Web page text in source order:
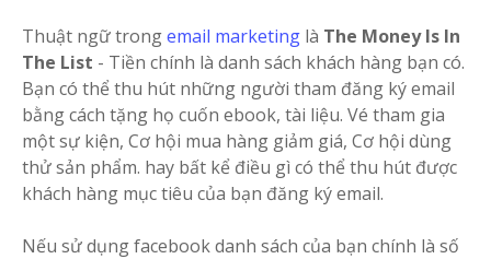
Thuật ngữ trongemail marketing là The Money Is In
The List - Tiền chính là danh sách khách hàng bạn có.
Bạn có thể thu hút những người tham đăng ký email
bằng cách tặng họ cuốn ebook, tài liệu. Vé tham gia
một sự kiện, Cơ hội mua hàng giảm giá, Cơ hội dùng
thử sản phẩm. hay bất kể điều gì có thể thu hút được
khách hàng mục tiêu của bạn đăng ký email.
Nếu sử dụng facebook danh sách của bạn chính là số